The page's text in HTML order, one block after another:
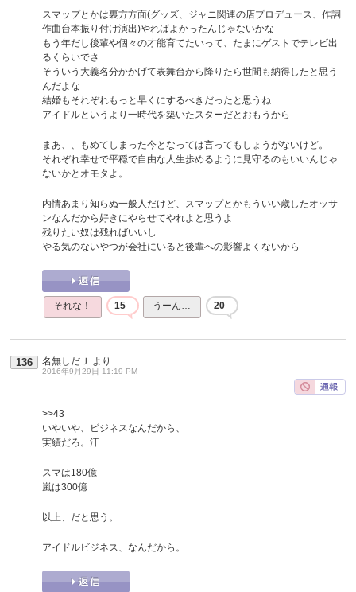
スマップとかは裏方方面(グッズ、ジャニ関連の店プロデュース、作詞
作曲台本振り付け演出)やればよかったんじゃないかな
もう年だし後輩や個々の才能育てたいって、たまにゲストでテレビ出
るくらいでさ
そういう大義名分かかげて表舞台から降りたら世間も納得したと思う
んだよな
結婚もそれぞれもっと早くにするべきだったと思うね
アイドルというより一時代を築いたスターだとおもうから
まあ、、もめてしまった今となっては言ってもしょうがないけど。
それぞれ幸せで平穏で自由な人生歩めるように見守るのもいいんじゃ
ないかとオモタよ。
内情あまり知らぬ一般人だけど、スマップとかもういい歳したオッサ
ンなんだから好きにやらせてやれよと思うよ
残りたい奴は残ればいいし
やる気のないやつが会社にいると後輩への影響よくないから
それな！ 15 うーん… 20
136 名無しだＪ より
2016年9月29日 11:19 PM
>>43
いやいや、ビジネスなんだから、
実績だろ。汗
スマは180億
嵐は300億
以上、だと思う。
アイドルビジネス、なんだから。